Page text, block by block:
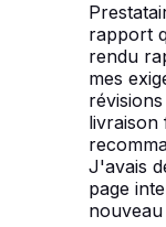
rapport
rendu
mes
livraison
J'avais
page